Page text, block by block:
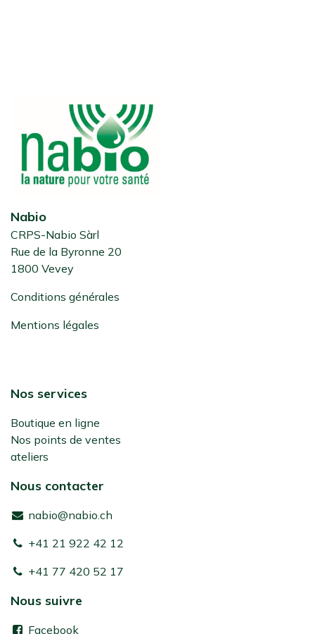
Nabio
CRPS-Nabio Sàrl
Rue de la Byronne 20
1800 Vevey
Conditions générales
Mentions légales
Nos services
Boutique en ligne
Nos points de ventes
ateliers
Nous contacter
nabio@nabio.ch
+41 21 922 42 12
+41 77 420 52 17
Nous suivre
Facebook